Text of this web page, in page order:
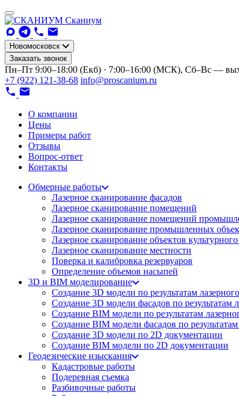
Сканиум
Новомосковск
Заказать звонок
Пн–Пт 9:00–18:00 (Екб) · 7:00–16:00 (МСК), Сб–Вс —
+7 (922) 121-38-68 info@proscanium.ru
О компании
Цены
Примеры работ
Отзывы
Вопрос-ответ
Контакты
Обмерные работы
Лазерное сканирование фасадов
Лазерное сканирование помещений
Лазерное сканирование помещений
Лазерное сканирование промышленных
Лазерное сканирование объектов
Лазерное сканирование местности
Поверка и калибровка резервуаров
Определение объемов насы​​пей
3D и BIM моделирование
Создание 3D модели по результатам
Создание 3D модели фасадов по результатам
Создание BIM модели по результатам
Создание BIM модели фасадов по
Создание 3D модели по 2D документации
Создание BIM модели по 2D документации
Геодезические изыскания
Кадастровые работы
Подеревная съемка
Разбивочные работы